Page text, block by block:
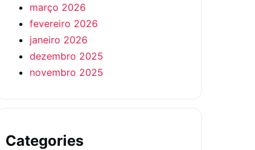
março 2026
fevereiro 2026
janeiro 2026
dezembro 2025
novembro 2025
Categories